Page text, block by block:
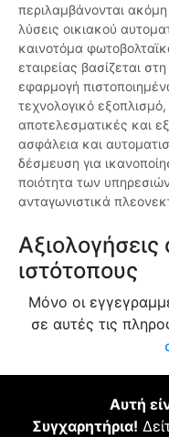
περιλαμβάνονται
λύσεις οικιακού
καινοτόμα
εταιρείας βασίζεται
εφαρμογή
τεχνολογικό
αποτελεσματικές και
ασφάλεια και
δέσμευση για
ποιότητα των
ανταγωνιστικά
ιστότοπους
Μόνο οι
σε αυτές τις
Αυτή
Συγχαρητήρια!